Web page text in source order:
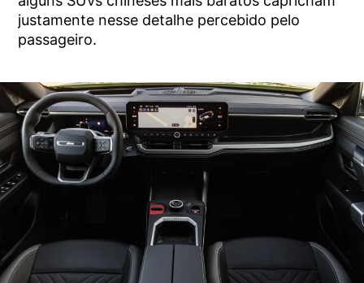
justamente nesse detalhe percebido pelo
passageiro.